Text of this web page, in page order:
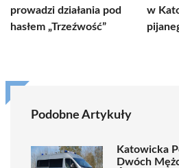
prowadzi działania pod
hasłem „Trzeźwość”
w
Podobne Artykuły
Katowicka
Dwóch